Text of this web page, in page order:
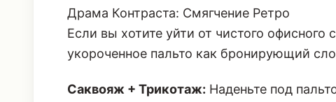
Драма Контраста: Смягчение Ретро
Если вы хотите уйти от чистого офисного
укороченное пальто как бронирующий
Саквояж + Трикотаж: Наденьте под